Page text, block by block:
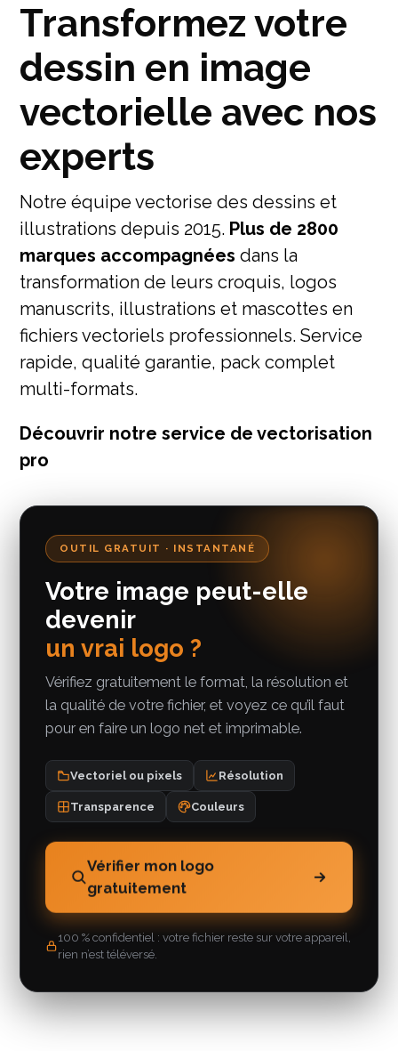
Transformez votre
dessin en image
vectorielle avec nos
experts
Notre équipe vectorise des dessins et
illustrations depuis 2015. Plus de 2800
marques accompagnées dans la
transformation de leurs croquis, logos
manuscrits, illustrations et mascottes en
fichiers vectoriels professionnels. Service
rapide, qualité garantie, pack complet
multi-formats.
Découvrir notre service de vectorisation
pro
OUTIL GRATUIT · INSTANTANÉ
Votre image peut-elle
devenir
un vrai logo ?
Vérifiez gratuitement le format, la résolution et
la qualité de votre fichier, et voyez ce qu’il faut
pour en faire un logo net et imprimable.
Vectoriel ou pixels Résolution
Transparence Couleurs
Vérifier mon logo
gratuitement
100 % confidentiel : votre fichier reste sur votre appareil,
rien n’est téléversé.